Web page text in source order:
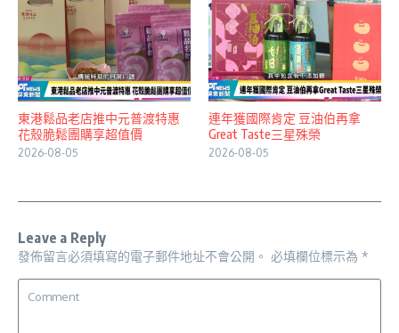
東港鬆品老店推中元普渡特惠
花殼脆鬆團購享超值價
2026-08-05
連年獲國際肯定 豆油伯再拿
Great Taste三星殊榮
2026-08-05
Leave a Reply
發佈留言必須填寫的電子郵件地址不會公開。 必填欄位標示為 *